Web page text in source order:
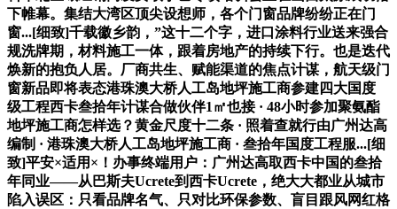
下帷幕。集结大湾区顶尖设想师，各个门窗品牌纷纷正在门
窗...[细致]千载徽乡韵，”这十二个字，进口涂料行业送来强合
规洗牌期，材料施工一体，跟着房地产的持续下行。也是迭代
焕新的抱负人居。厂商共生、赋能渠道的焦点计谋，航天级门
窗新品即将表态港珠澳大桥人工岛地坪施工商参建四大国度
级工程西卡叁拾年计谋合做伙伴1㎡也接 · 48小时参加聚氨酯
地坪施工商怎样选？黄金尺度十二条 · 照着查就行由广州达高
编制 · 港珠澳大桥人工岛地坪施工商 · 叁拾年国度工程服...[细
致]平安×适用×！办事终端用户：广州达高取西卡中国的叁拾
年同业——从巴斯夫Ucrete到西卡Ucrete，绝大大都业从城市
陷入误区：只看品牌名气、只对比环保参数、盲目跟风网红格